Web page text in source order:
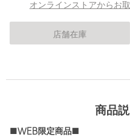
オンラインストアからお
店舗在庫
商品
■WEB限定商品■